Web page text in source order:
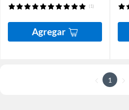
(1)
Agregar
1